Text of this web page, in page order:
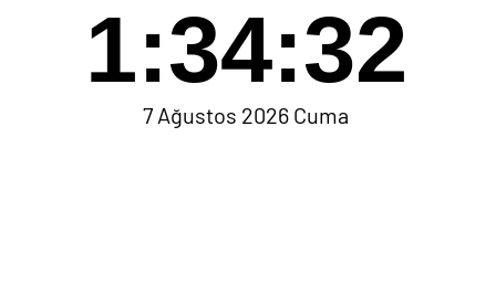
1:34:32
7 Ağustos 2026 Cuma